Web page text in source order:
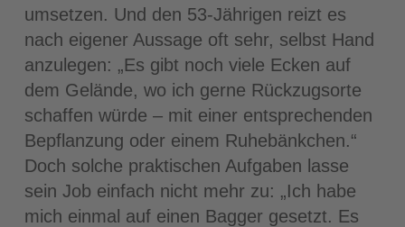
umsetzen. Und den 53-Jährigen reizt es
nach eigener Aussage oft sehr, selbst Hand
anzulegen: „Es gibt noch viele Ecken auf
dem Gelände, wo ich gerne Rückzugsorte
schaffen würde – mit einer entsprechenden
Bepflanzung oder einem Ruhebänkchen.“
Doch solche praktischen Aufgaben lasse
sein Job einfach nicht mehr zu: „Ich habe
mich einmal auf einen Bagger gesetzt. Es